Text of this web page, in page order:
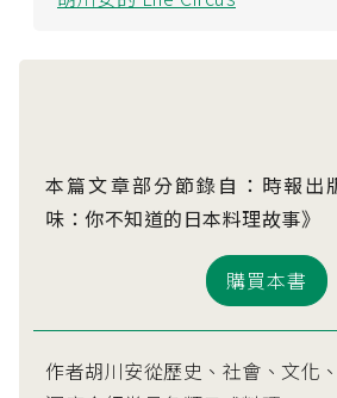
本篇文章部分節錄自：時報出
味：你不知道的日本料理故事》
購買本書
作者胡川安從歷史、社會、文化